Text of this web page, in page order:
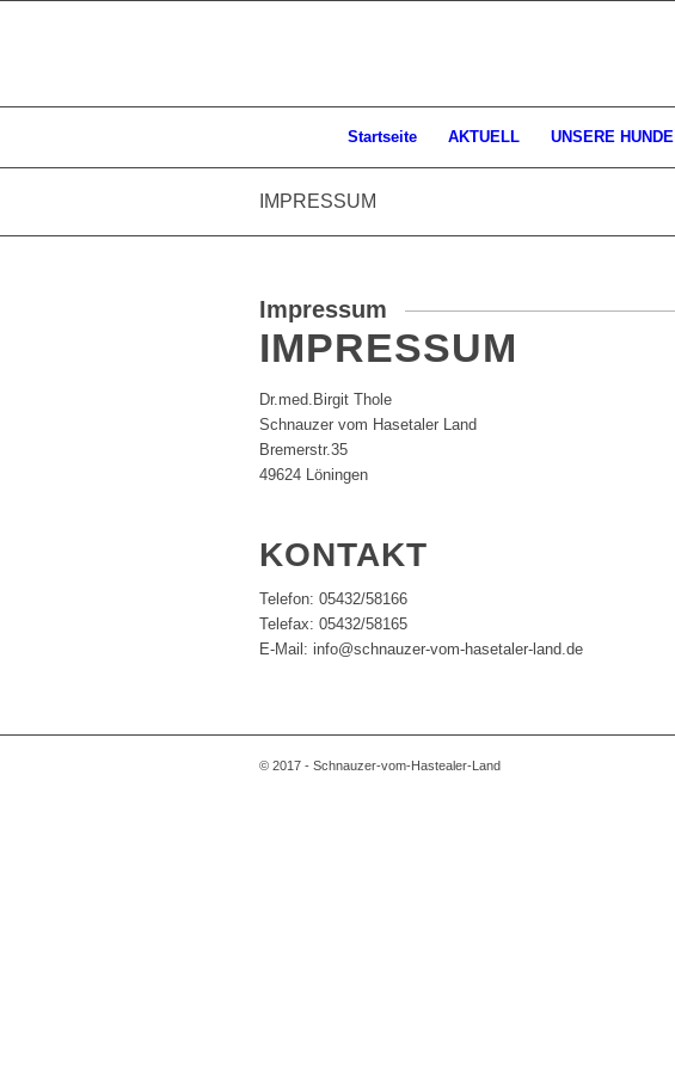
Startseite AKTUELL UNSERE HUNDE
IMPRESSUM
Impressum
IMPRESSUM
Dr.med.Birgit Thole
Schnauzer vom Hasetaler Land
Bremerstr.35
49624 Löningen
KONTAKT
Telefon: 05432/58166
Telefax: 05432/58165
E-Mail: info@schnauzer-vom-hasetaler-land.de
© 2017 - Schnauzer-vom-Hastealer-Land